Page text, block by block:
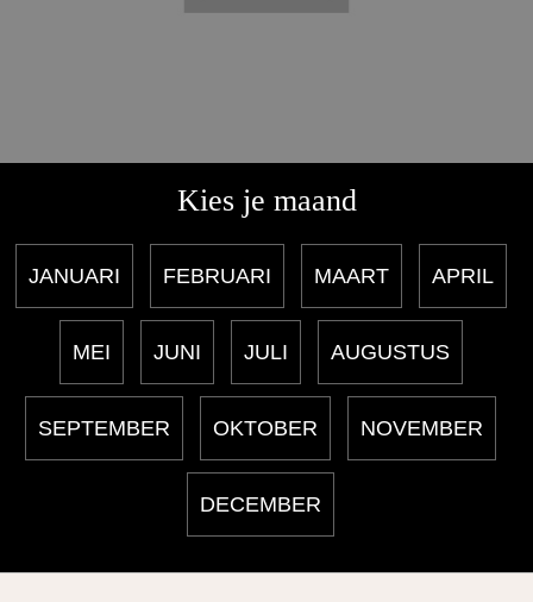
Kies je maand
JANUARI FEBRUARI MAART APRIL
MEI JUNI JULI AUGUSTUS
SEPTEMBER OKTOBER NOVEMBER
DECEMBER